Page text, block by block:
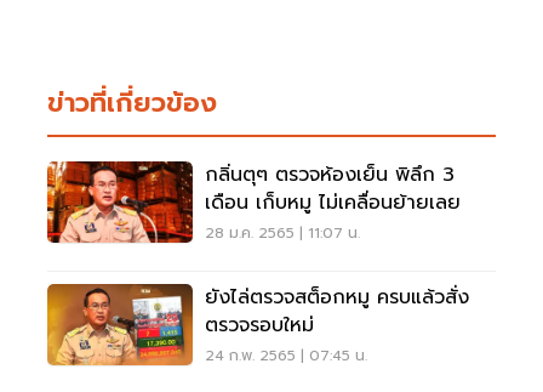
ข่าวที่เกี่ยวข้อง
กลิ่นตุๆ ตรวจห้องเย็น พิลึก 3
เดือน เก็บหมู ไม่เคลื่อนย้ายเลย
28 ม.ค. 2565 | 11:07 น.
ยังไล่ตรวจสต็อกหมู ครบแล้วสั่ง
ตรวจรอบใหม่
24 ก.พ. 2565 | 07:45 น.